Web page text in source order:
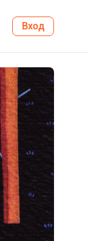
Вход